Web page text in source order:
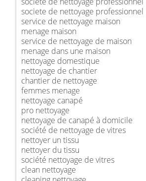
societe de nettoyage professionnel
service de nettoyage maison
menage maison
service de nettoyage de maison
menage dans une maison
nettoyage domestique
nettoyage de chantier
chantier de nettoyage
femmes menage
nettoyage canapé
pro nettoyage
nettoyage de canapé à domicile
société de nettoyage de vitres
nettoyer un tissu
nettoyer du tissu
société nettoyage de vitres
clean nettoyage